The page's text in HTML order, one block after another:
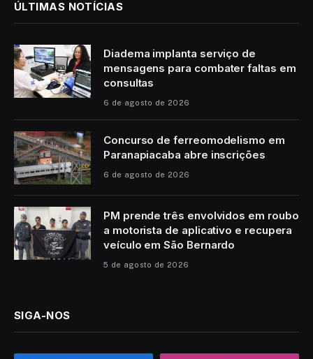
ÚLTIMAS NOTÍCIAS
Diadema implanta serviço de
mensagens para combater faltas em
consultas
6 de agosto de 2026
Concurso de ferreomodelismo em
Paranapiacaba abre inscrições
6 de agosto de 2026
PM prende três envolvidos em roubo
a motorista de aplicativo e recupera
veículo em São Bernardo
5 de agosto de 2026
SIGA-NOS